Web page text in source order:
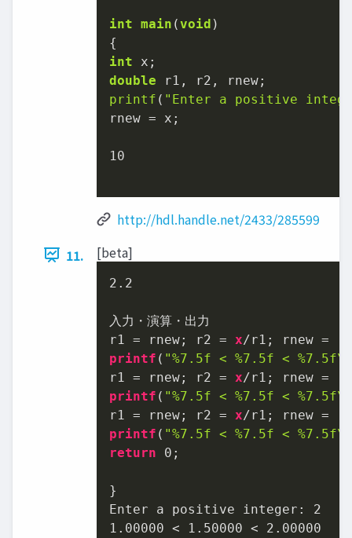
int main (void )
int
double
printf ( "Enter a positive
rnew = x;
10
http://hdl.handle.net/2433/285599
11.
[beta]
2.2
入力・演算・出力
r1 = rnew; r2 = x/r1; rnew =
printf ( "%7.5f < %7.5f <
r1 = rnew; r2 = x/r1; rnew =
printf ( "%7.5f < %7.5f <
r1 = rnew; r2 = x/r1; rnew =
printf ( "%7.5f < %7.5f <
return
0 ;
}
Enter a positive integer: 2
1.00000 < 1.50000 < 2.00000